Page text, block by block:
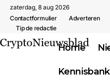
zaterdag, 8 aug 2026
Contactformulier
Adverteren
Tip de redactie
Home
Kennisbank